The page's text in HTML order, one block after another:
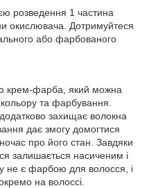
розведення 1 частина
окислювача.
Дотримуйтеся
або фарбованого
крем-фарба, який можна
та фарбування.
захищає волокна
дає змогу домогтися
про його стан. Завдяки
залишається насиченим і
не є фарбою для волосся, і
на волоссі.